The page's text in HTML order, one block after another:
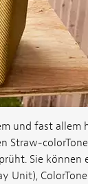
und fast
Straw-
Sie können
Unit),